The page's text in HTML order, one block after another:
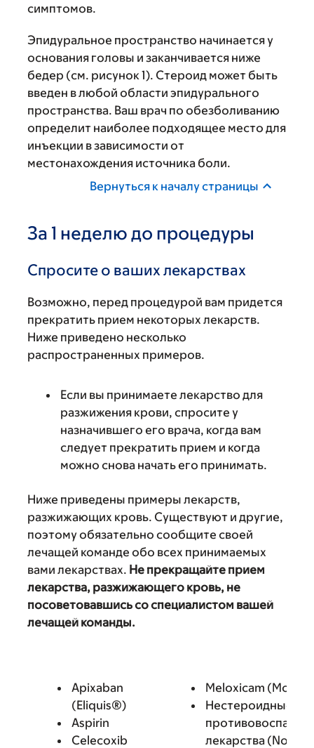
симптомов.
Эпидуральное пространство начинается у
основания головы и заканчивается ниже
бедер (см. рисунок 1). Стероид может быть
введен в любой области эпидурального
пространства. Ваш врач по обезболиванию
определит наиболее подходящее место для
инъекции в зависимости от
местонахождения источника боли.
Вернуться к началу страницы
За 1 неделю до процедуры
Спросите о ваших лекарствах
Возможно, перед процедурой вам придется
прекратить прием некоторых лекарств.
Ниже приведено несколько
распространенных примеров.
Если вы принимаете лекарство для
разжижения крови, спросите у
назначившего его врача, когда вам
следует прекратить прием и когда
можно снова начать его принимать.
Ниже приведены примеры лекарств,
разжижающих кровь. Существуют и другие,
поэтому обязательно сообщите своей
лечащей команде обо всех принимаемых
вами лекарствах. Не прекращайте прием
лекарства, разжижающего кровь, не
посоветовавшись со специалистом вашей
лечащей команды.
Apixaban
(Eliquis®)
Aspirin
Celecoxib
Meloxicam
Нестероидные
лекарства